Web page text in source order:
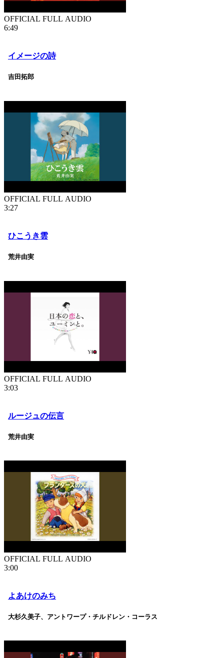
OFFICIAL FULL AUDIO
6:49
イメージの詩
吉田拓郎
OFFICIAL FULL AUDIO
3:27
ひこうき雲
荒井由実
OFFICIAL FULL AUDIO
3:03
ルージュの伝言
荒井由実
OFFICIAL FULL AUDIO
3:00
よあけのみち
大杉久美子、アントワープ・チルドレン・コーラス